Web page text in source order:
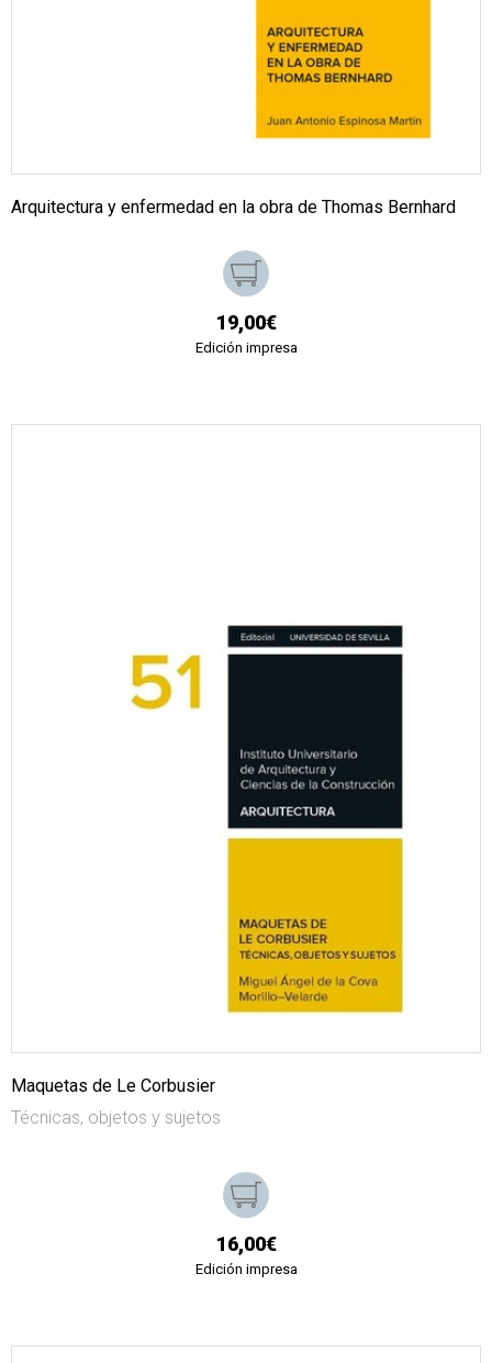
Arquitectura y enfermedad en la obra de Thomas Bernhard
19,00€
Edición impresa
Maquetas de Le Corbusier
Técnicas, objetos y sujetos
16,00€
Edición impresa